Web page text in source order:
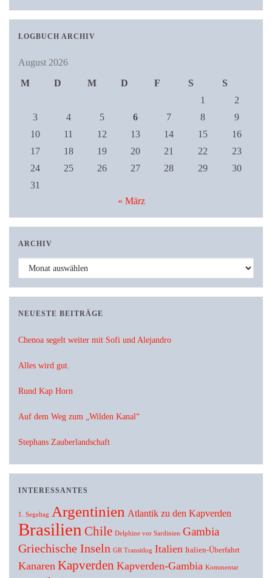
LOGBUCH ARCHIV
August 2026
M
D M D F S
S
1
2
3
4 5 6 7 8
9
10
11 12 13 14 15
16
17
18 19 20 21 22
23
24
25 26 27 28 29
30
31
« März
ARCHIV
Archiv
NEUESTE BEITRÄGE
Chenoa segelt weiter mit Sofi und Alejandro
Alles wird gut.
Rund Kap Horn
Auf dem Weg zum „Wilden Kanal“
Stephans Zauberlandschaft
INTERESSANTES
1. Segeltag Argentinien Atlantik zu den Kapverden
Brasilien Chile Delphine vor Sardinien Gambia
Griechische Inseln GR Transitlog Italien Italien-Überfahrt
Kanaren Kapverden Kapverden-Gambia Kommentar